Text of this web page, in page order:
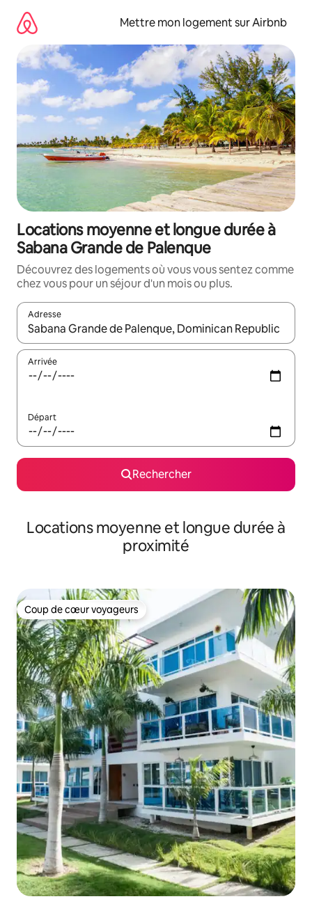
directement
Mettre mon logement sur Airbnb
Locations moyenne et longue durée à
Sabana Grande de Palenque
Découvrez des logements où vous vous sentez comme
chez vous pour un séjour d'un mois ou plus.
Adresse
Lorsque les résultats s'affichent, utilisez les flèches vers le
Arrivée
Départ
Rechercher
Locations moyenne et longue durée à
proximité
Coup de cœur voyageurs
Coup de cœur voyageurs